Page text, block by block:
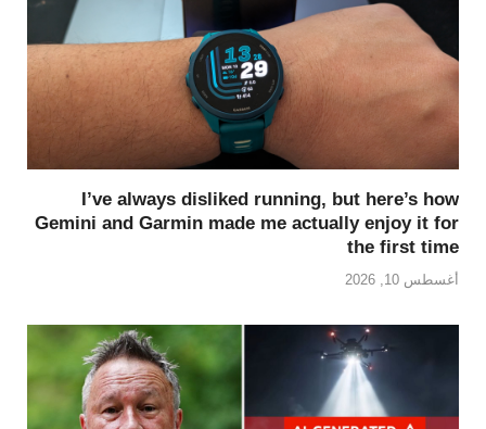
I’ve always disliked running, but here’s how
Gemini and Garmin made me actually enjoy it for
the first time
أغسطس 10, 2026